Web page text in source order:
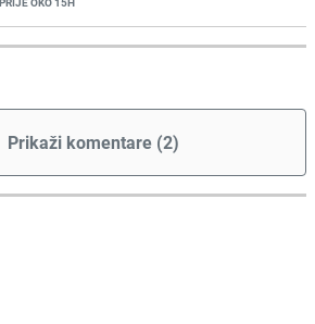
Prikaži komentare (2)